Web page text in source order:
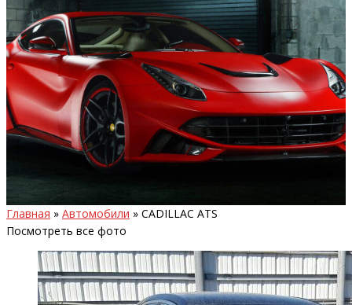
Главная » Автомобили » CADILLAC ATS
Посмотреть все фото